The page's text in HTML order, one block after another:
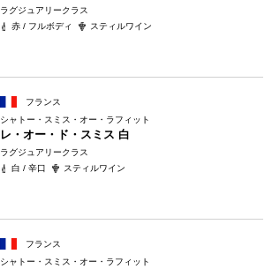
ラグジュアリークラス
赤 / フルボディ
スティルワイン
フランス
シャトー・スミス・オー・ラフィット
レ・オー・ド・スミス 白
ラグジュアリークラス
白 / 辛口
スティルワイン
フランス
シャトー・スミス・オー・ラフィット